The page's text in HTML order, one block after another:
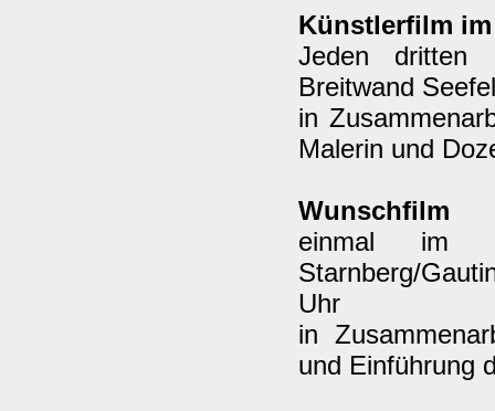
Künstlerfilm
Jeden dritten
Breitwand
in
Malerin und
Wunschfilm
einmal im
Starnberg/
Uhr
in
und Einführung